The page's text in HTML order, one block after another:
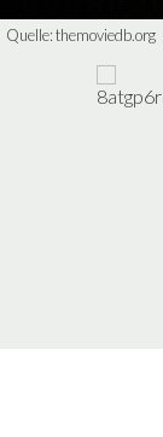
Quelle:themoviedb.org